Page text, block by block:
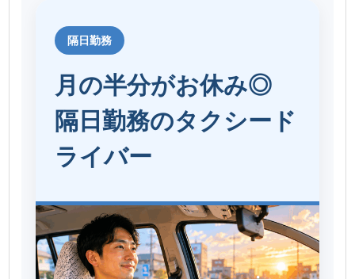
隔日勤務
月の半分がお休み◎
隔日勤務のタクシード
ライバー